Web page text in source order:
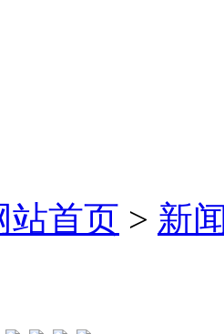
站首页 > 新